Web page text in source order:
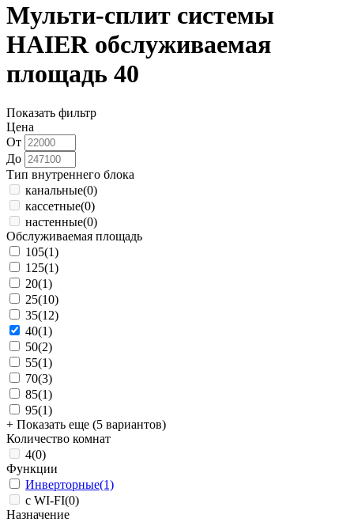
Мульти-сплит системы
HAIER обслуживаемая
площадь 40
Показать фильтр
Цена
От
До
Тип внутреннего блока
канальные(0)
кассетные(0)
настенные(0)
Обслуживаемая площадь
105(1)
125(1)
20(1)
25(10)
35(12)
40(1)
50(2)
55(1)
70(3)
85(1)
95(1)
+ Показать еще (5 вариантов)
Количество комнат
4(0)
Функции
Инверторные(1)
с WI-FI(0)
Назначение